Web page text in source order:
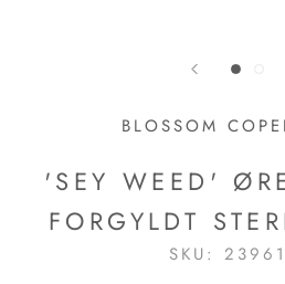
BLOSSOM
'SEY WEED'
FORGYLDT
SKU: